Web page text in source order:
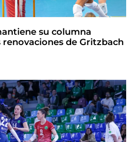
su columna
de Gritzbach